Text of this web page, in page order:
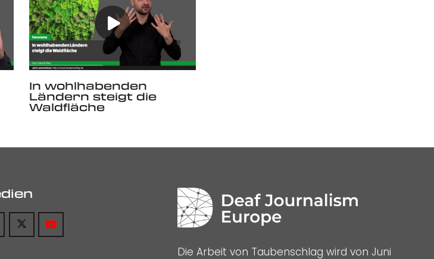
In wohlhabenden
Ländern steigt die
Waldfläche
Die Arbeit von Taubenschlag wird von Juni